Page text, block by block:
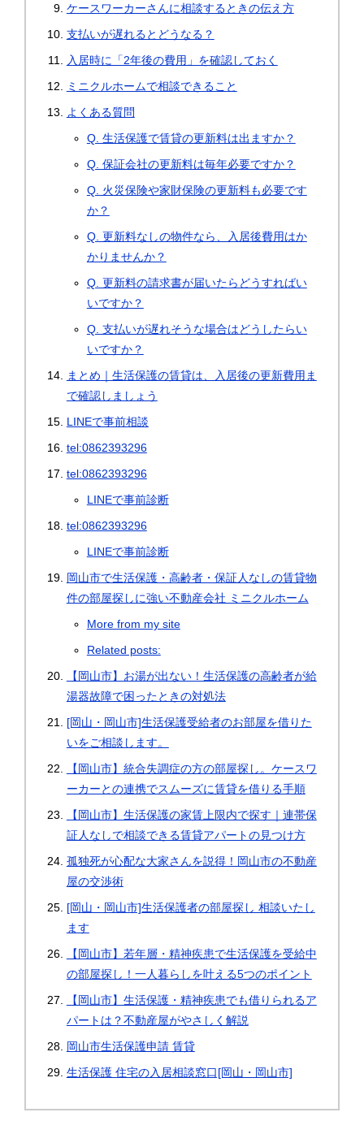
ケースワーカーさんに相談するときの伝え方
支払いが遅れるとどうなる？
入居時に「2年後の費用」を確認しておく
ミニクルホームで相談できること
よくある質問
Q. 生活保護で賃貸の更新料は出ますか？
Q. 保証会社の更新料は毎年必要ですか？
Q. 火災保険や家財保険の更新料も必要です
か？
Q. 更新料なしの物件なら、入居後費用はか
かりませんか？
Q. 更新料の請求書が届いたらどうすればい
いですか？
Q. 支払いが遅れそうな場合はどうしたらい
いですか？
まとめ｜生活保護の賃貸は、入居後の更新費用ま
で確認しましょう
LINEで事前相談
tel:0862393296
tel:0862393296
LINEで事前診断
tel:0862393296
LINEで事前診断
岡山市で生活保護・高齢者・保証人なしの賃貸物
件の部屋探しに強い不動産会社 ミニクルホーム
More from my site
Related posts:
【岡山市】お湯が出ない！生活保護の高齢者が給
湯器故障で困ったときの対処法
[岡山・岡山市]生活保護受給者のお部屋を借りた
いをご相談します。
【岡山市】統合失調症の方の部屋探し。ケースワ
ーカーとの連携でスムーズに賃貸を借りる手順
【岡山市】生活保護の家賃上限内で探す｜連帯保
証人なしで相談できる賃貸アパートの見つけ方
孤独死が心配な大家さんを説得！岡山市の不動産
屋の交渉術
[岡山・岡山市]生活保護者の部屋探し 相談いたし
ます
【岡山市】若年層・精神疾患で生活保護を受給中
の部屋探し！一人暮らしを叶える5つのポイント
【岡山市】生活保護・精神疾患でも借りられるア
パートは？不動産屋がやさしく解説
岡山市生活保護申請 賃貸
生活保護 住宅の入居相談窓口[岡山・岡山市]